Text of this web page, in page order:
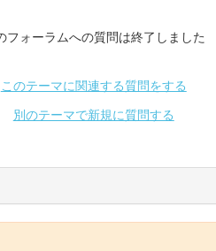
フォーラムへの質問は終了しました
このテーマに関連する質問をする
別のテーマで新規に質問する